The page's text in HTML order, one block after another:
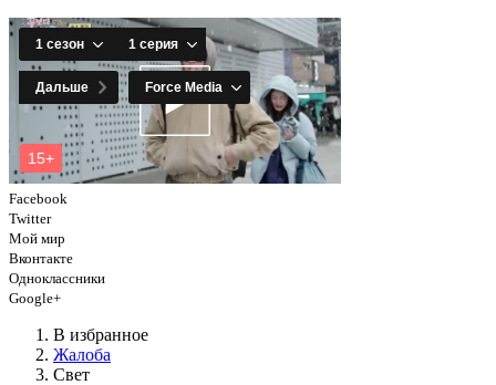
Facebook
Twitter
Мой мир
Вконтакте
Одноклассники
Google+
В избранное
Жалоба
Свет